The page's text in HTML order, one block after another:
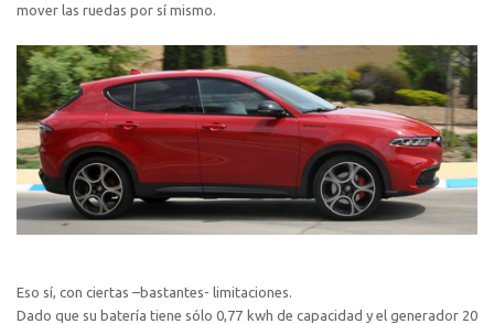
mover las ruedas por sí mismo.
Eso sí, con ciertas –bastantes- limitaciones.
Dado que su batería tiene sólo 0,77 kwh de capacidad y el generador 20